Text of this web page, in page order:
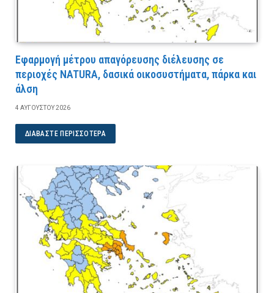
Εφαρμογή μέτρου απαγόρευσης διέλευσης σε
περιοχές NATURA, δασικά οικοσυστήματα, πάρκα και
άλση
4 ΑΥΓΟΎΣΤΟΥ 2026
ΔΙΑΒΆΣΤΕ ΠΕΡΙΣΣΌΤΕΡΑ